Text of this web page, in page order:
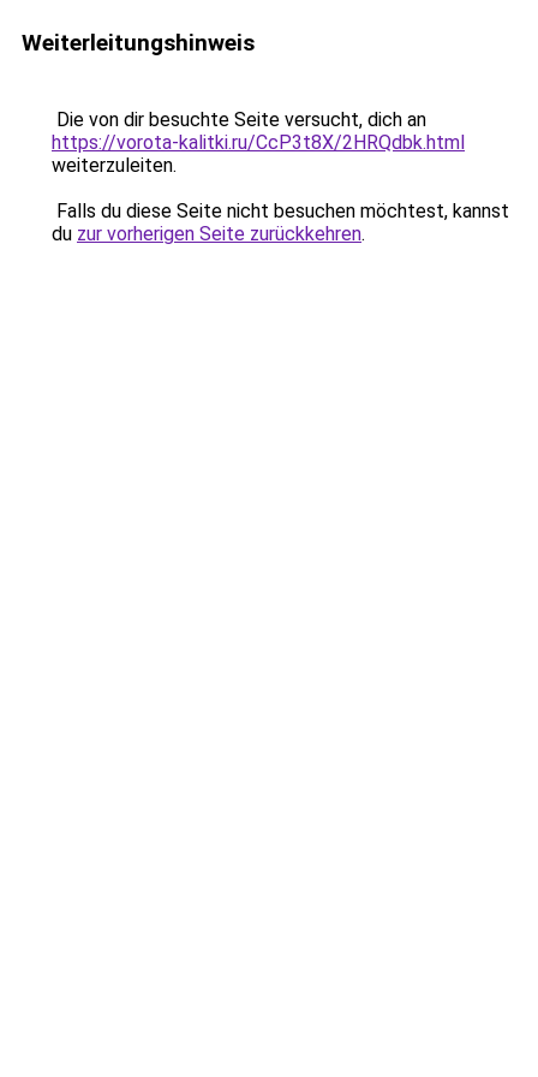
Weiterleitungshinweis
Die von dir besuchte Seite versucht, dich an
https://vorota-kalitki.ru/CcP3t8X/2HRQdbk.html
weiterzuleiten.
Falls du diese Seite nicht besuchen möchtest, kannst
du zur vorherigen Seite zurückkehren.